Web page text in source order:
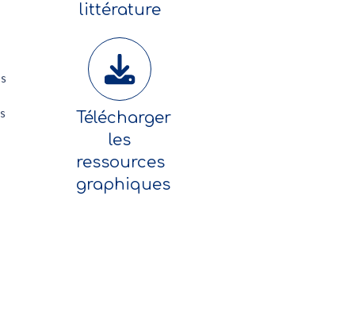
littérature
Télécharger
les
ressources
graphiques